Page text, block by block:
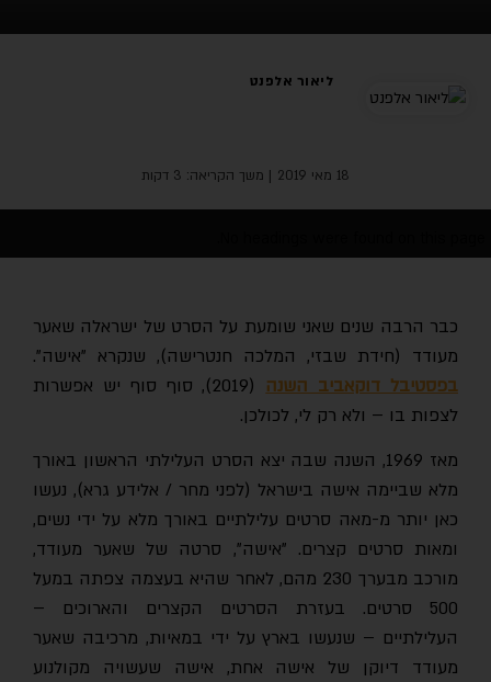
ליאור אלפנט
18 מאי 2019 | משך הקריאה: 3 דקות
כבר הרבה שנים שאני שומעת על הסרט של ישראלה שאער
מעודד (חידת שבזי, המלכה חנטרישה), שנקרא "אישה".
בפסטיבל דוקאביב השנה
(2019), סוף סוף יש אפשרות
לצפות בו – ולא רק לי, לכולכן.
מאז 1969, השנה שבה יצא הסרט העלילתי הראשון באורך
מלא שביימה אישה בישראל (לפני מחר / אלידע גרא), נעשו
כאן יותר מ-מאה סרטים עלילתיים באורך מלא על ידי נשים,
ומאות סרטים קצרים. "אישה", סרטה של שאער מעודד,
מורכב מבערך 230 מהם, לאחר שהיא בעצמה צפתה במעל
500 סרטים. בעזרת הסרטים הקצרים והארוכים –
העלילתיים – שנעשו בארץ על ידי במאיות, מרכיבה שאער
מעודד דיוקן של אישה אחת, אישה שעשויה מקולנוע